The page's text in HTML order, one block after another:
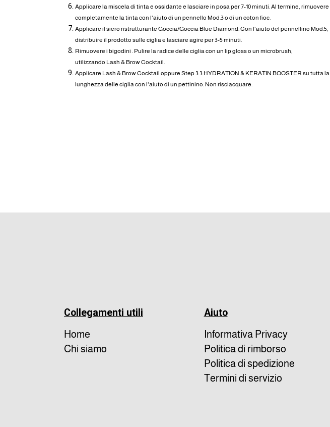
Applicare la miscela di tinta e ossidante e lasciare in posa per 7-10 minuti. Al termine, rimuovere
completamente la tinta con l'aiuto di un pennello Mod.3 o di un coton fioc.
Applicare il siero ristrutturante Goccia/Goccia Blue Diamond. Con l'aiuto del pennellino Mod.5,
distribuire il prodotto sulle ciglia e lasciare agire per 3-5 minuti.
Rimuovere i bigodini . Pulire la radice delle ciglia con un lip gloss o un microbrush,
utilizzando Lash & Brow Cocktail.
Applicare Lash & Brow Cocktail oppure Step 3 3 HYDRATION & KERATIN BOOSTER su tutta la
lunghezza delle ciglia con l'aiuto di un pettinino. Non risciacquare.
Collegamenti utili
Home
Chi siamo
Aiuto
Informativa Privacy
Politica di rimborso
Politica di spedizione
Termini di servizio